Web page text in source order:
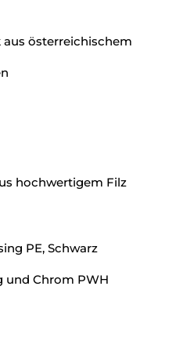
österreichischem
hochwertigem Filz
PE, Schwarz
und Chrom PWH